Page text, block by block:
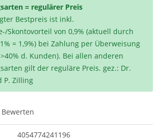
= regulärer Preis
Bestpreis ist inkl.
Skontovorteil von 0,9% (aktuell durch
= 1,9%) bei Zahlung per Überweisung
d. Kunden). Bei allen anderen
gilt der reguläre Preis. gez.: Dr.
P. Zilling
Bewerten
4054774241196